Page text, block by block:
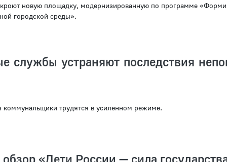
новую площадку, модернизированную по программе
городской среды».
службы устраняют последствия
трудятся в усиленном режиме.
«Дети России — сила